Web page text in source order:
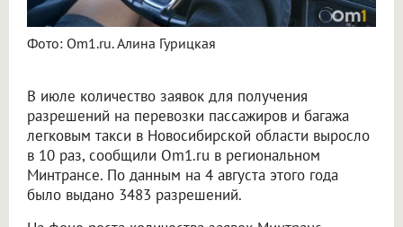
Фото: Om1.ru. Алина Гурицкая
В июле количество заявок для получения
разрешений на перевозки пассажиров и багажа
легковым такси в Новосибирской области выросло
в 10 раз, сообщили Om1.ru в региональном
Минтрансе. По данным на 4 августа этого года
было выдано 3483 разрешений.